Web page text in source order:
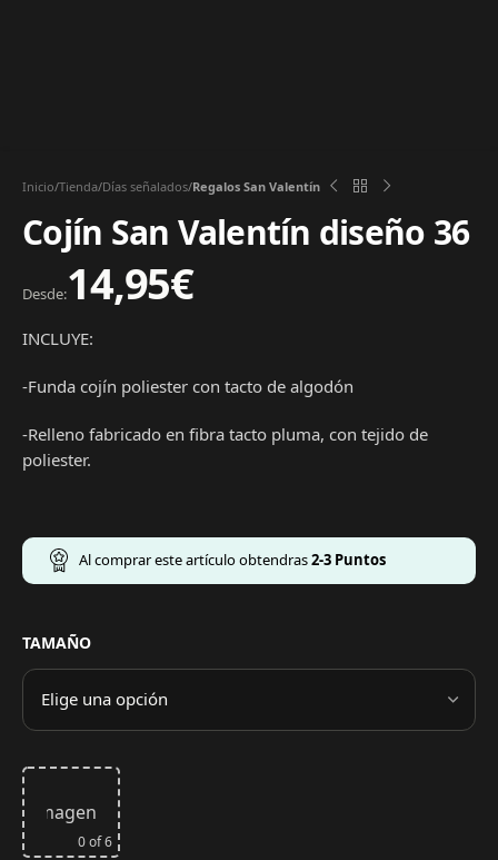
Inicio Tienda Días señalados Regalos San Valentín
Cojín San Valentín diseño 36
Desde:14,95€
INCLUYE:
-Funda cojín poliester con tacto de algodón
-Relleno fabricado en fibra tacto pluma, con tejido de
poliester.
Al comprar este artículo obtendras2-3 Puntos
TAMAÑO
imagen aquí
0of 6